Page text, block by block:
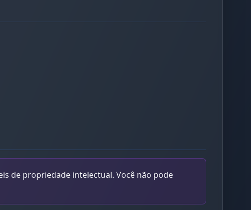
de propriedade intelectual. Você não pode